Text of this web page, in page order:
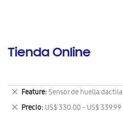
Tienda Online
Feature Sensor de huella
Eliminar
este
artículo
Precio US$ 330.00 - US$ 339.99
Eliminar